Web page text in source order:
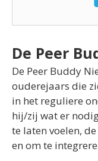
De Peer
De Peer Buddy
ouderejaars die
in het reguliere
hij/zij wat er
te laten voelen,
en om te